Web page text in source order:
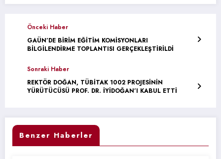
Önceki Haber
GAÜN’DE BİRİM EĞİTİM KOMİSYONLARI
BİLGİLENDİRME TOPLANTISI GERÇEKLEŞTİRİLDİ
Sonraki Haber
REKTÖR DOĞAN, TÜBİTAK 1002 PROJESİNİN
YÜRÜTÜCÜSÜ PROF. DR. İYİDOĞAN’I KABUL ETTİ
Benzer Haberler